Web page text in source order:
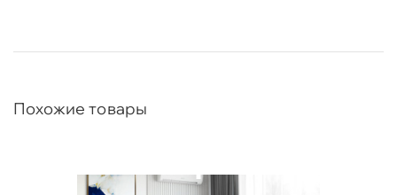
Похожие товары